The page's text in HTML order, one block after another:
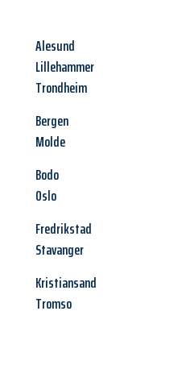
Alesund
Lillehammer
Trondheim
Bergen
Molde
Bodo
Oslo
Fredrikstad
Stavanger
Kristiansand
Tromso